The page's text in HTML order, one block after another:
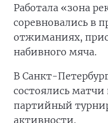
Работала «зона
соревновались в
отжиманиях,
набивного мяча.
В Санкт-
состоялись
партийный
активности.